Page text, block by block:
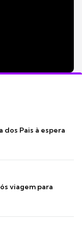
Pais à espera
viagem para